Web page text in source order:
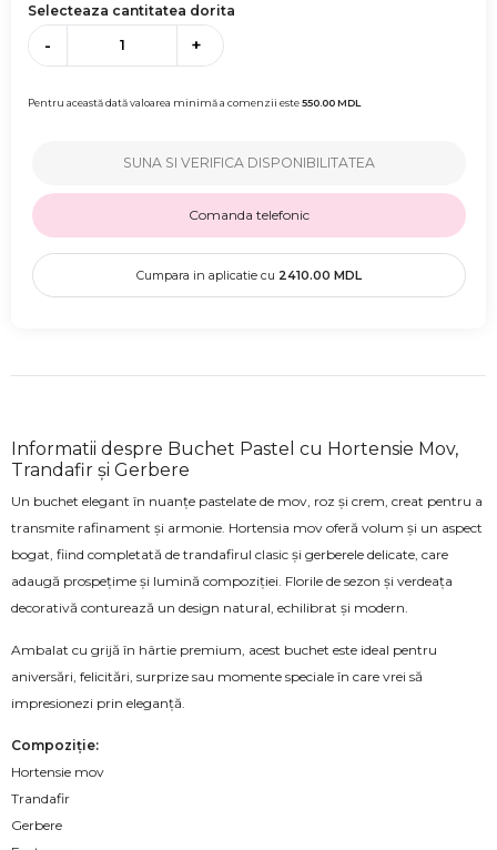
Selecteaza cantitatea dorita
- +
Pentru această dată valoarea minimă a comenzii este550.00MDL
SUNA SI VERIFICA DISPONIBILITATEA
Comanda telefonic
Cumpara in aplicatie cu 2410.00 MDL
Informatii despre Buchet Pastel cu Hortensie Mov,
Trandafir și Gerbere
Un buchet elegant în nuanțe pastelate de mov, roz și crem, creat pentru a
transmite rafinament și armonie. Hortensia mov oferă volum și un aspect
bogat, fiind completată de trandafirul clasic și gerberele delicate, care
adaugă prospețime și lumină compoziției. Florile de sezon și verdeața
decorativă conturează un design natural, echilibrat și modern.
Ambalat cu grijă în hârtie premium, acest buchet este ideal pentru
aniversări, felicitări, surprize sau momente speciale în care vrei să
impresionezi prin eleganță.
Compoziție:
Hortensie mov
Trandafir
Gerbere